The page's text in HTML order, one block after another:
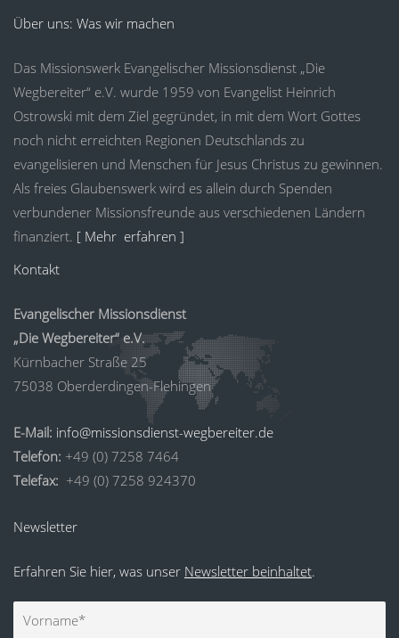
Über uns: Was wir machen
Das Missionswerk Evangelischer Missionsdienst „Die
Wegbereiter“ e.V. wurde 1959 von Evangelist Heinrich
Ostrowski mit dem Ziel gegründet, in mit dem Wort Gottes
noch nicht erreichten Regionen Deutschlands zu
evangelisieren und Menschen für Jesus Christus zu gewinnen.
Als freies Glaubenswerk wird es allein durch Spenden
verbundener Missionsfreunde aus verschiedenen Ländern
finanziert. [ Mehr erfahren ]
Kontakt
Evangelischer Missionsdienst
„Die Wegbereiter“ e.V.
Kürnbacher Straße 25
75038 Oberderdingen-Flehingen
E-Mail: info@missionsdienst-wegbereiter.de
Telefon: +49 (0) 7258 7464
Telefax: +49 (0) 7258 924370
Newsletter
Erfahren Sie hier, was unser Newsletter beinhaltet.
Vorname